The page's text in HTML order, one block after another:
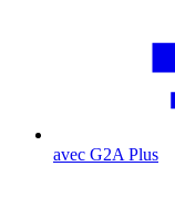
avec G2A Plus